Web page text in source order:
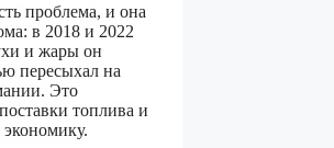
проблема, и она
в 2018 и 2022
и жары он
пересыхал на
Это
топлива и
экономику.